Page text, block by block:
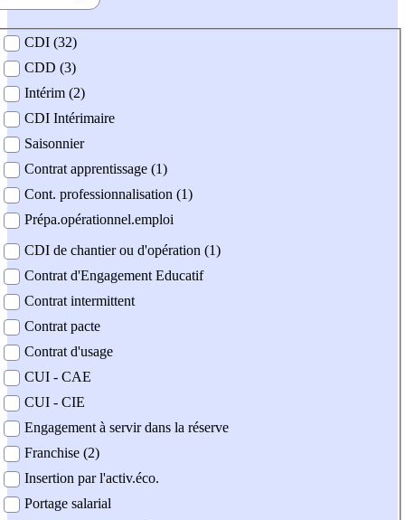
contrat
CDI (32)
CDD (3)
Intérim (2)
CDI Intérimaire
Saisonnier
Contrat apprentissage (1)
Cont. professionnalisation (1)
Prépa.opérationnel.emploi
CDI de chantier ou d'opération (1)
Contrat d'Engagement Educatif
Contrat intermittent
Contrat pacte
Contrat d'usage
CUI - CAE
CUI - CIE
Engagement à servir dans la réserve
Franchise (2)
Insertion par l'activ.éco.
Portage salarial